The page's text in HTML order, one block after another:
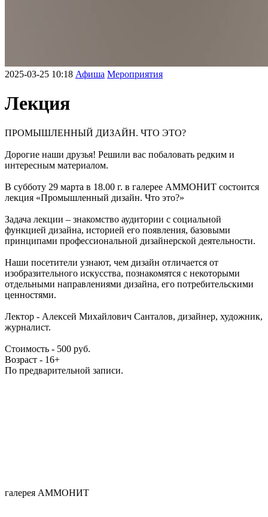
2025-03-25 10:18 Афиша Мероприятия
Лекция
ПРОМЫШЛЕННЫЙ ДИЗАЙН. ЧТО ЭТО?
Дорогие наши друзья! Решили вас побаловать редким и
интересным материалом.
В субботу 29 марта в 18.00 г. в галерее АММОНИТ состоится
лекция «Промышленный дизайн. Что это?»
Задача лекции – знакомство аудитории с социальной
функцией дизайна, историей его появления, базовыми
принципами профессиональной дизайнерской деятельности.
Наши посетители узнают, чем дизайн отличается от
изобразительного искусства, познакомятся с некоторыми
отдельными направлениями дизайна, его потребительскими
ценностями.
Лектор - Алексей Михайлович Санталов, дизайнер, художник,
журналист.
Стоимость - 500 руб.
Возраст - 16+
По предварительной записи.
галерея АММОНИТ